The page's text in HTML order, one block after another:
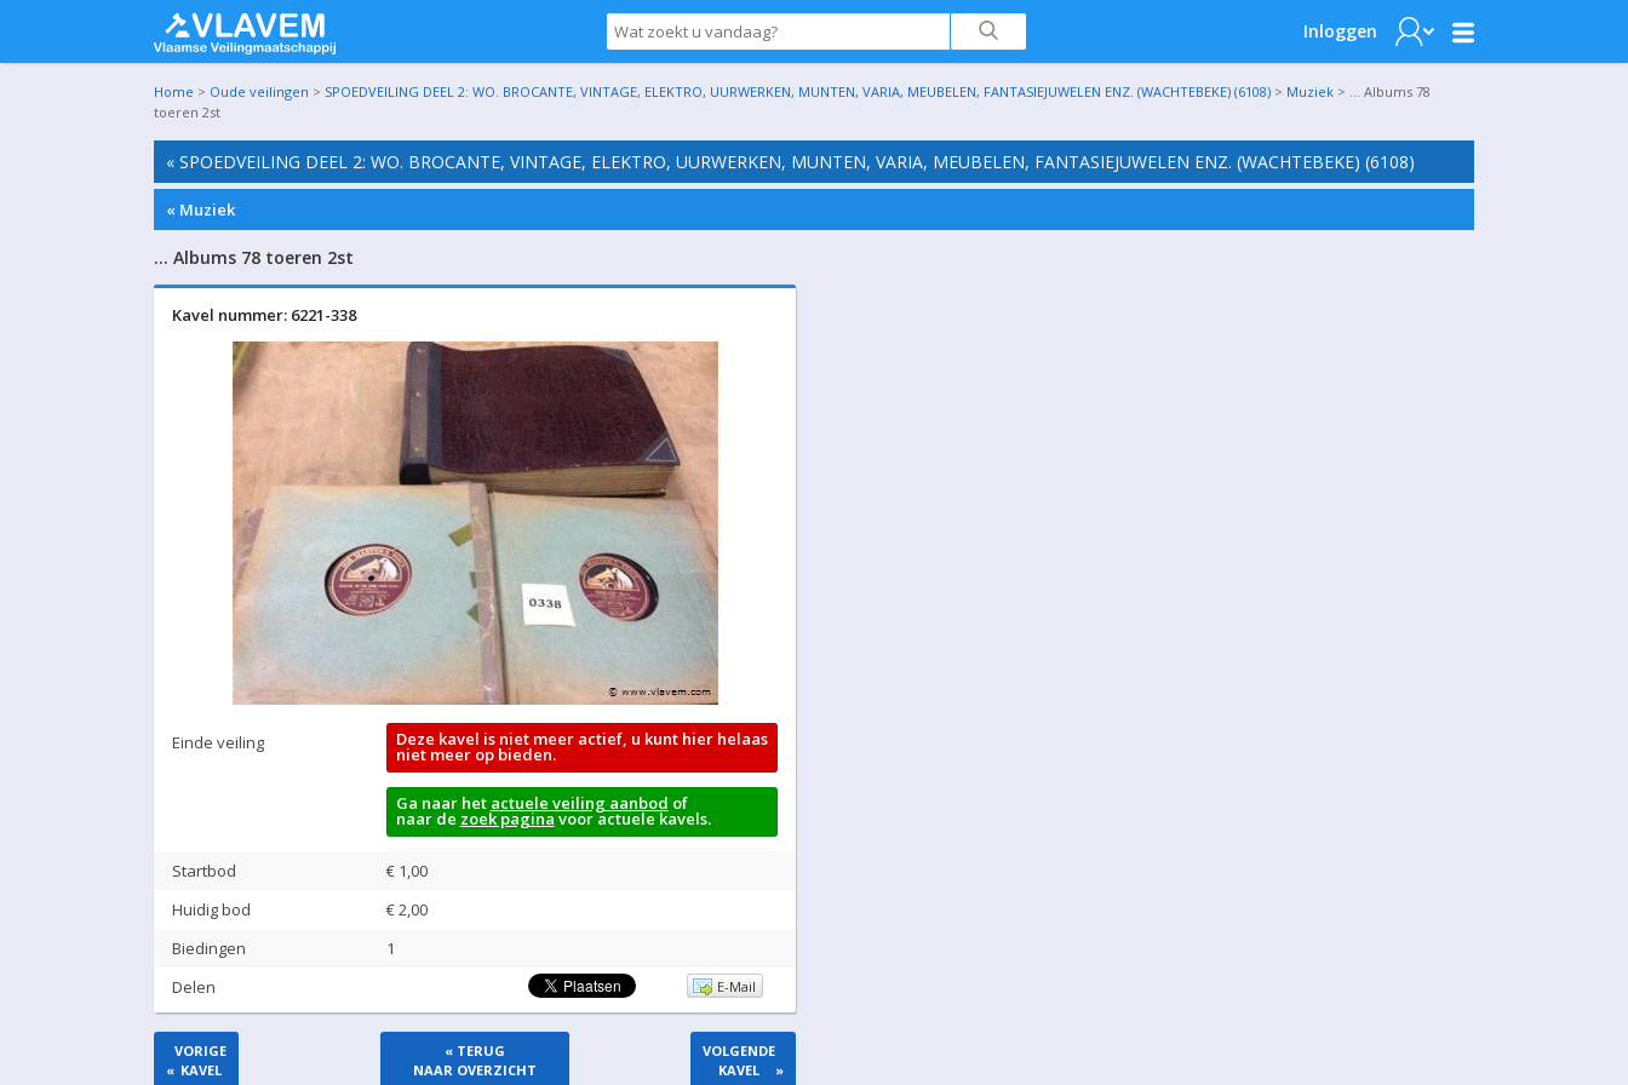
Inloggen
Home > Oude veilingen > SPOEDVEILING DEEL 2: WO. BROCANTE, VINTAGE, ELEKTRO, UURWERKEN, MUNTEN, VARIA, MEUBELEN, FANTASIEJUWELEN ENZ. (WACHTEBEKE) (6108) > Muziek > … Albums 78
toeren 2st
« SPOEDVEILING DEEL 2: WO. BROCANTE, VINTAGE, ELEKTRO, UURWERKEN, MUNTEN, VARIA, MEUBELEN, FANTASIEJUWELEN ENZ. (WACHTEBEKE) (6108)
« Muziek
… Albums 78 toeren 2st
Kavel nummer: 6221-338
Einde veiling Deze kavel is niet meer actief, u kunt hier helaas
niet meer op bieden.
Ga naar het actuele veiling aanbod of
naar de zoek paginavoor actuele kavels.
Startbod
€ 1,00
Huidig bod
€2,00
Biedingen
1
Delen
E-Mail
«
VORIGE
KAVEL
« TERUG
NAAR OVERZICHT
VOLGENDE
KAVEL
»